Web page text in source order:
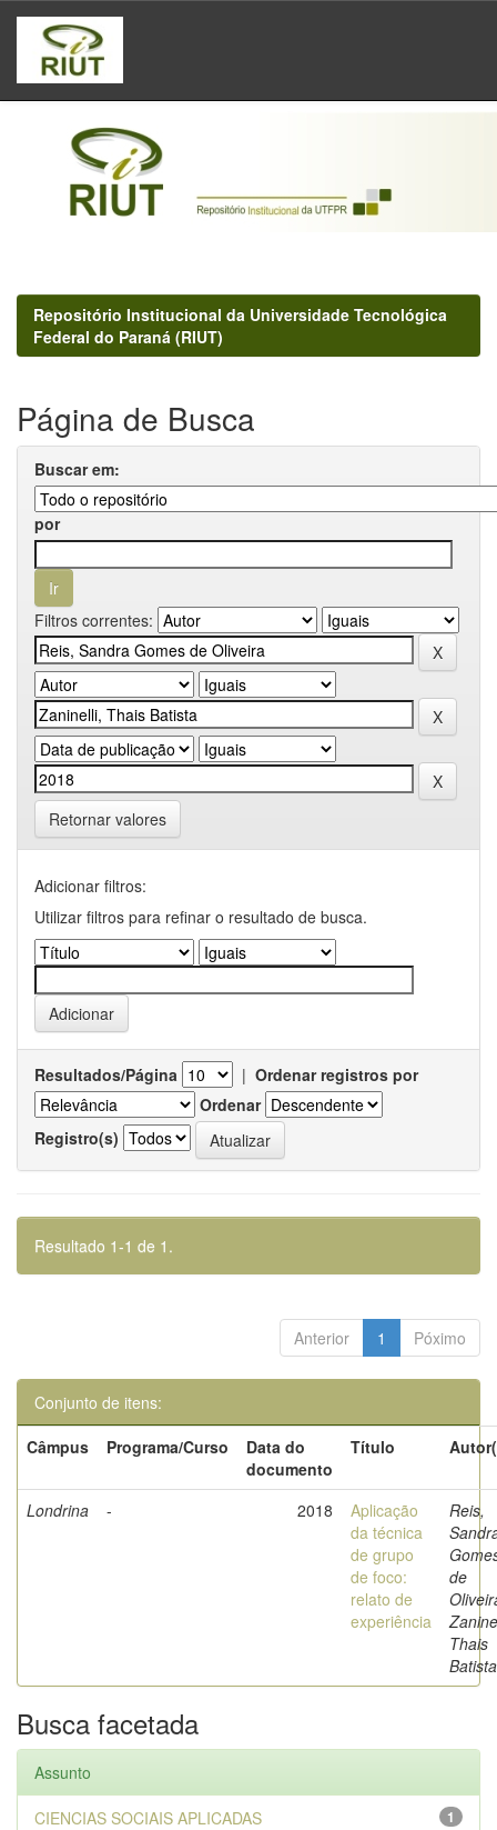
Skip
navigation
Repositório Institucional da Universidade Tecnológica
Federal do Paraná (RIUT)
Página de Busca
Buscar em:
por
Filtros correntes:
Retornar valores
Adicionar filtros:
Utilizar filtros para refinar o resultado de busca.
Resultados/Página | Ordenar registros por
Ordenar
Registro(s)
Resultado 1-1 de 1.
Anterior 1 Póximo
Conjunto de itens:
Câmpus
Programa/Curso
Data do
documento
Título
Londrina - 2018
Aplicação
da técnica
de grupo
de foco:
relato de
experiência
Reis,
de
Thais
Batista
Busca facetada
Assunto
1
CIENCIAS SOCIAIS APLICADAS